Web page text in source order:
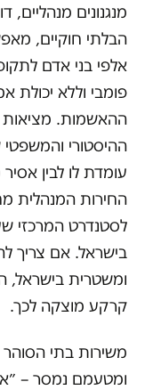
מנגנונים
הבלתי חוקיים,
אלפי בני אדם
פומבי וללא יכולת
ההאשמות. מציאות
ההיסטורי
עומדת לו לבין
החירות המנהלית
לסטנדרט המרכזי
בישראל. אם צריך
ומשטרית בישראל,
קרקע מוצקה לכך.
משירות בתי
ומטעמם נמסר –